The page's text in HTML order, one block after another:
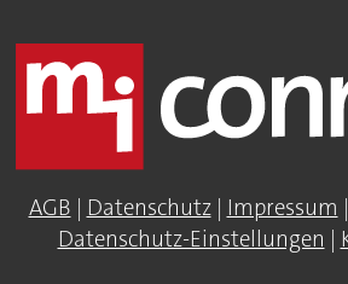
AGB | Datenschutz| Impressum |
Datenschutz-Einstellungen |